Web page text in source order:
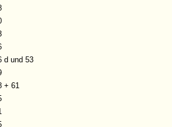
d und 53
+ 61